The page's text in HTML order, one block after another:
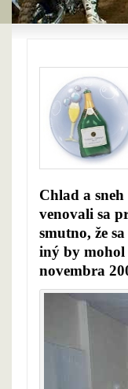
Chlad a
venovali sa
smutno, že
iný by mohol
novembra